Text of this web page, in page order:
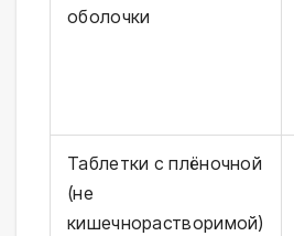
оболочки
Таблетки с плёночной
(не
кишечнорастворимой)